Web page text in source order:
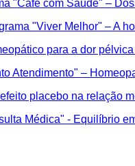
"Café com Saúde" –
"Viver Melhor" – A
para a dor
Atendimento" –
placebo na relação
Médica" - Equilíbrio